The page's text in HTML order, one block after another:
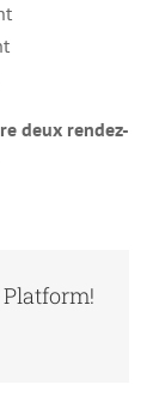
deux rendez-
Platform!